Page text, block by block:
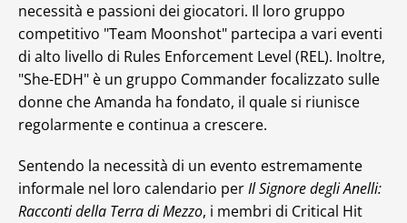
necessità e passioni dei giocatori. Il loro gruppo
competitivo "Team Moonshot" partecipa a vari eventi
di alto livello di Rules Enforcement Level (REL). Inoltre,
"She-EDH" è un gruppo Commander focalizzato sulle
donne che Amanda ha fondato, il quale si riunisce
regolarmente e continua a crescere.
Sentendo la necessità di un evento estremamente
informale nel loro calendario perIl Signore degli Anelli:
Racconti della Terra di Mezzo, i membri di Critical Hit